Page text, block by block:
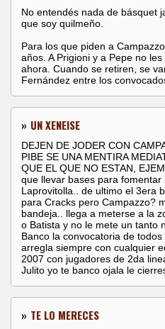
No entendés nada de básquet
que soy quilmeño.
Para los que piden a
años. A Prigioni y a Pepe no
ahora. Cuando se retiren, se
Fernández entre los
» UN XENEISE
DEJEN DE JODER CON
PIBE SE UNA MENTIRA
QUE EL QUE NO ESTAN,
que llevar bases para
Laprovitolla.. de ultimo el 3era
para Cracks pero Campazzo?
bandeja.. llega a meterse a la
o Batista y no le mete un tanto
Banco la convocatoria de
arregla siempre con cualquier
2007 con jugadores de 2da
Julito yo te banco ojala le
» TE LO MERECES